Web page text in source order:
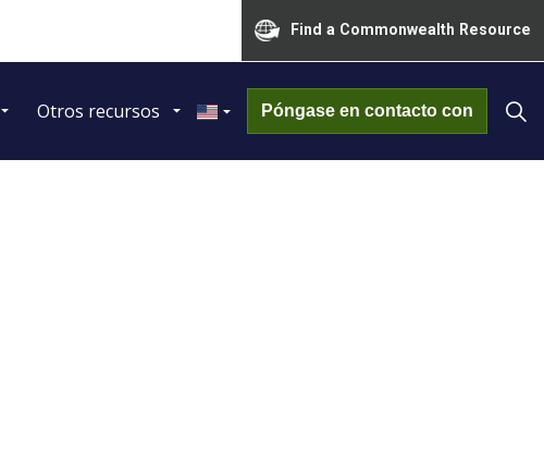
Find a Commonwealth Resource
Otros recursos Póngase en contacto con